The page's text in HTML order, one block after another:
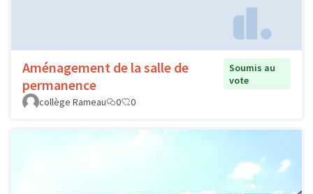
Aménagement de la salle de
permanence
Soumis au
vote
collège Rameau
0 0